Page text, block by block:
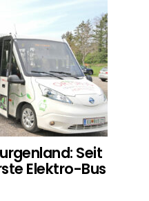
Seit
Elektro-Bus